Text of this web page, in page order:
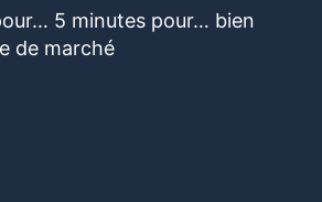
5 minutes pour… bien
de marché